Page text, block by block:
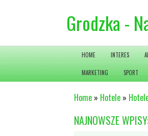
Grodzka -
HOME INTERES
MARKETING SPORT
Home » Hotele »
NAJNOWSZE